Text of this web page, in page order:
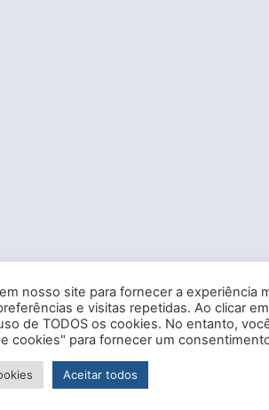
nosso site para fornecer a experiência
e visitas repetidas. Ao clicar
de TODOS os cookies. No entanto,
cookies" para fornecer um
Aceitar todos